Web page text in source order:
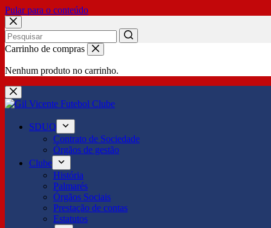
Pular para o conteúdo
No
Carrinho de compras
Nenhum produto no carrinho.
SDUQ
Contrato de Sociedade
Órgãos de gestão
Clube
História
Palmarés
Órgãos Sociais
Prestação de contas
Estatutos